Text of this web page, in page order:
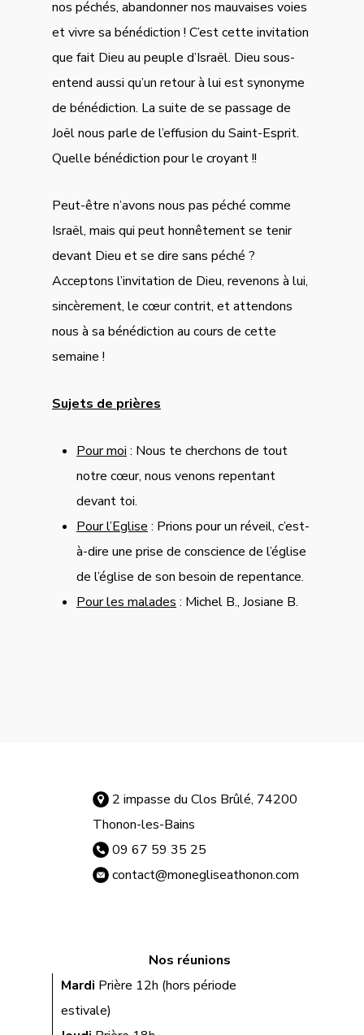
nos péchés, abandonner nos mauvaises voies
et vivre sa bénédiction ! C’est cette invitation
que fait Dieu au peuple d’Israël. Dieu sous-
entend aussi qu’un retour à lui est synonyme
de bénédiction. La suite de se passage de
Joël nous parle de l’effusion du Saint-Esprit.
Quelle bénédiction pour le croyant !!
Peut-être n’avons nous pas péché comme
Israël, mais qui peut honnêtement se tenir
devant Dieu et se dire sans péché ?
Acceptons l’invitation de Dieu, revenons à lui,
sincèrement, le cœur contrit, et attendons
nous à sa bénédiction au cours de cette
semaine !
Sujets de prières
Pour moi : Nous te cherchons de tout
notre cœur, nous venons repentant
devant toi.
Pour l’Eglise : Prions pour un réveil, c’est-
à-dire une prise de conscience de l’église
de l’église de son besoin de repentance.
Pour les malades : Michel B., Josiane B.
2 impasse du Clos Brûlé, 74200
Thonon-les-Bains
09 67 59 35 25
contact@monegliseathonon.com
Nos réunions
Mardi Prière 12h (hors période
estivale)